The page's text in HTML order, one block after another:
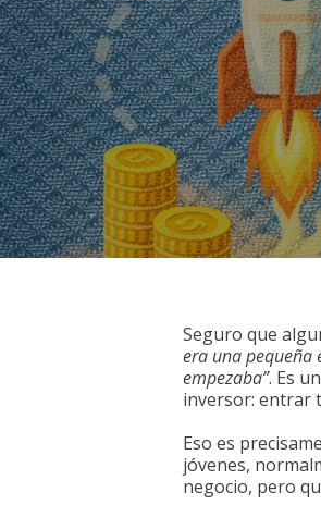
Seguro que
era una pequeña
empezaba”. Es
inversor: entrar
Eso es
jóvenes,
negocio, pero